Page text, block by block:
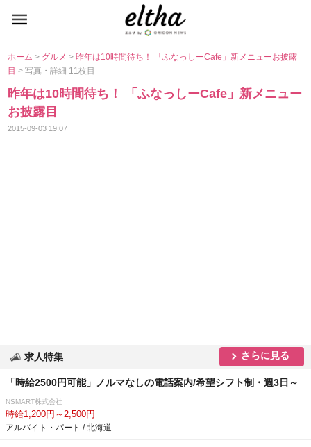
ホーム> グルメ> 昨年は10時間待ち！ 「ふなっしーCafe」新メニューお披露
目> 写真・詳細 11枚目
昨年は10時間待ち！ 「ふなっしーCafe」新メニュー
お披露目
2015-09-03 19:07
求人特集 さらに見る
「時給2500円可能」ノルマなしの電話案内/希望シフト制・週3日～
NSMART株式会社
時給1,200円～2,500円
アルバイト・パート / 北海道